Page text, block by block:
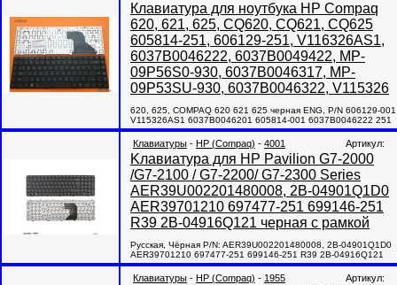
Клавиатура для ноутбука HP Compaq
620, 621, 625, CQ620, CQ621, CQ625
605814-251, 606129-251, V116326AS1,
6037B0046222, 6037B0049422, MP-
09P56S0-930, 6037B0046317, MP-
09P53SU-930, 6037B0046322, V115326
620, 625, COMPAQ 620 621 625 черная ENG, P/N 606129-001
V115326AS1 6037B0046201 605814-001 6037B0046222 251
Клавиатуры - HP (Compaq) - 4001 Артикул:
Kлавиатура для HP Pavilion G7-2000
/G7-2100 / G7-2200/ G7-2300 Series
AER39U002201480008, 2B-04901Q1D0
AER39701210 697477-251 699146-251
R39 2B-04916Q121 черная с рамкой
Русская, Чёрная P/N: AER39U002201480008, 2B-04901Q1D0
AER39701210 697477-251 699146-251 R39 2B-04916Q121
Клавиатуры - HP (Compaq) - 1955 Артикул: